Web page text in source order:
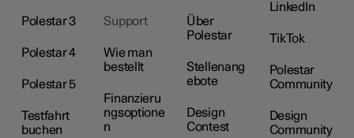
Polestar 3
Polestar 4
Polestar 5
Testfahrt
buchen
Support
Wie man
bestellt
Finanzieru
ngsoptione
n
Über
Polestar
Stellenang
ebote
Design
Contest
LinkedIn
TikTok
Polestar
Community
Design
Community